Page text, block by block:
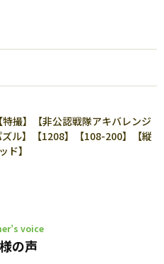
特撮】【非公認戦隊アキバレンジ
ル】【1208】【108-200】【縦
ド】
voice
の声